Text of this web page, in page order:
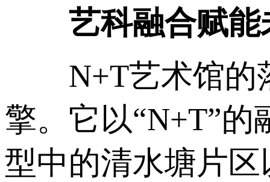
艺科融合赋能
N+T艺术馆的落
擎。它以“N+T”
型中的清水塘片